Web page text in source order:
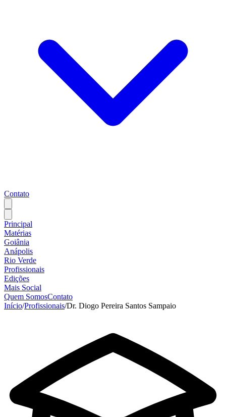
Contato
Principal
Matérias
Goiânia
Anápolis
Rio Verde
Profissionais
Edições
Mais Social
Quem SomosContato
Início/Profissionais/Dr. Diogo Pereira Santos Sampaio